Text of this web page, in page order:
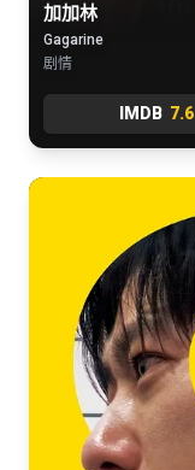
加加林
Gagarine
剧情
IMDB 7.6